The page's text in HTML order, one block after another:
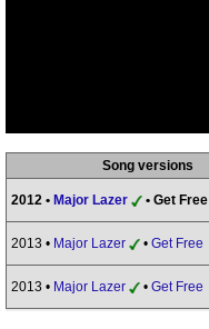
Song versions
2012 • Major Lazer • Get Free
2013 • Major Lazer • Get Free
2013 • Major Lazer • Get Free